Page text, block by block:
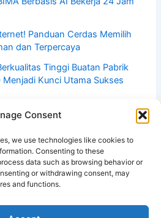
Consent
we use technologies like cookies to
Consenting to these
data such as browsing behavior or
or withdrawing consent, may
and functions.
Panduan Cerdas Memilih
dan Terpercaya
Tinggi Buatan Pabrik
Menjadi Kunci Utama Sukses
PT Bima Life Future, Satu-
Internasional
Tabloid Peluang Usaha